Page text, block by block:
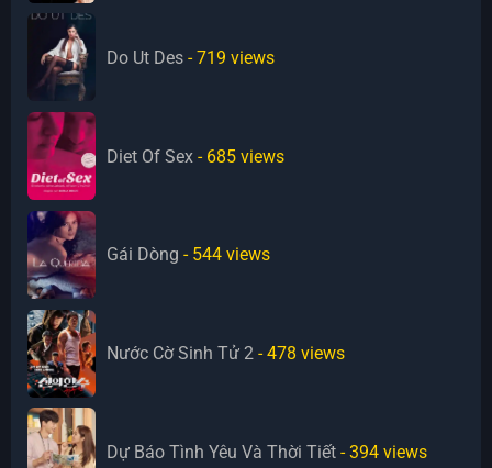
Do Ut Des - 719 views
Diet Of Sex - 685 views
Gái Dòng - 544 views
Nước Cờ Sinh Tử 2 - 478 views
Dự Báo Tình Yêu Và Thời Tiết - 394 views